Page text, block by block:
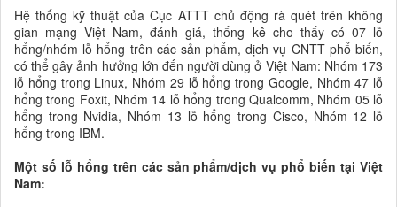
Hệ thống kỹ thuật của Cục ATTT chủ động rà quét trên không
gian mạng Việt Nam, đánh giá, thống kê cho thấy có 07 lỗ
hổng/nhóm lỗ hổng trên các sản phẩm, dịch vụ CNTT phổ biến,
có thể gây ảnh hưởng lớn đến người dùng ở Việt Nam: Nhóm 173
lỗ hổng trong Linux, Nhóm 29 lỗ hổng trong Google, Nhóm 47 lỗ
hổng trong Foxit, Nhóm 14 lỗ hổng trong Qualcomm, Nhóm 05 lỗ
hổng trong Nvidia, Nhóm 13 lỗ hổng trong Cisco, Nhóm 12 lỗ
hổng trong IBM.
Một số lỗ hổng trên các sản phẩm/dịch vụ phổ biến tại Việt
Nam: